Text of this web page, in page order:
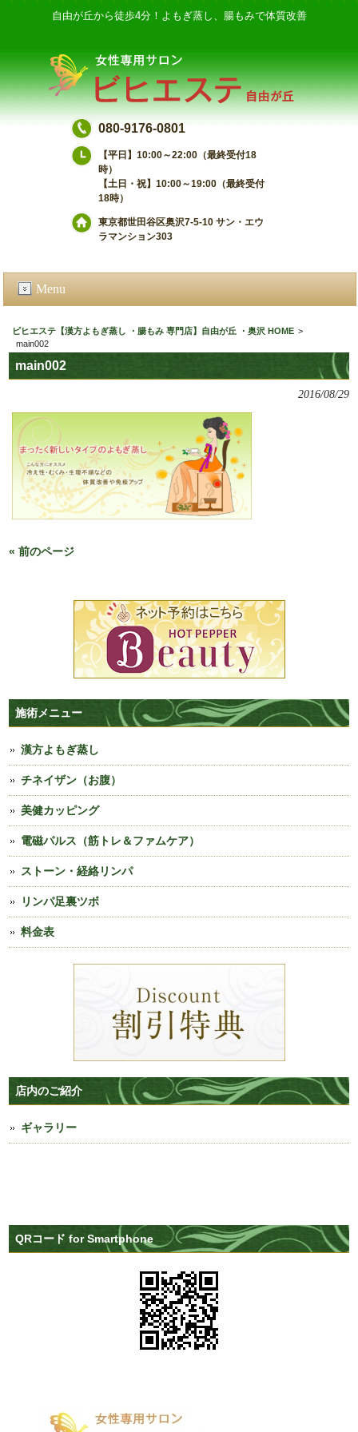
自由が丘から徒歩4分！よもぎ蒸し、腸もみで体質改善
080-9176-0801
【平日】10:00～22:00（最終受付18
時）
【土日・祝】10:00～19:00（最終受付
18時）
東京都世田谷区奥沢7-5-10 サン・エウ
ラマンション303
Menu
ビヒエステ【漢方よもぎ蒸し ・腸もみ 専門店】自由が丘 ・奥沢 HOME >
main002
main002
2016/08/29
« 前のページ
施術メニュー
漢方よもぎ蒸し
チネイザン（お腹）
美健カッピング
電磁パルス（筋トレ＆ファムケア）
ストーン・経絡リンパ
リンパ足裏ツボ
料金表
店内のご紹介
ギャラリー
QRコード for Smartphone